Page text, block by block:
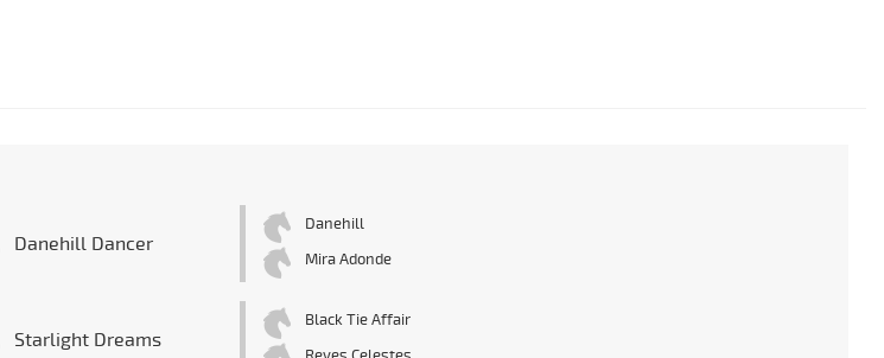
Danehill Dancer
Danehill
Mira Adonde
Starlight Dreams
Black Tie Affair